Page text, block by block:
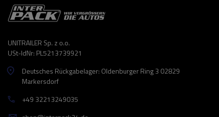
UNITRAILER Sp. z o.o.
USt-IdNr: PL5213739921
Deutsches Rückgabelager: Oldenburger Ring 3 02829
Markersdorf
+49 32213249035